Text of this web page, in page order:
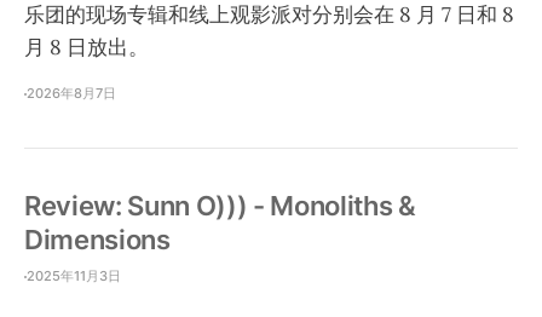
乐团的现场专辑和线上观影派对分别会在 8 月 7 日和 8
月 8 日放出。
2026年8月7日
Review: Sunn O))) - Monoliths &
Dimensions
2025年11月3日